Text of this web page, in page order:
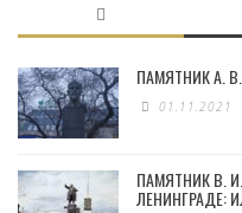
ПАМЯТНИК А.
01.11.2021
ПАМЯТНИК В.
ЛЕНИНГРАДЕ: